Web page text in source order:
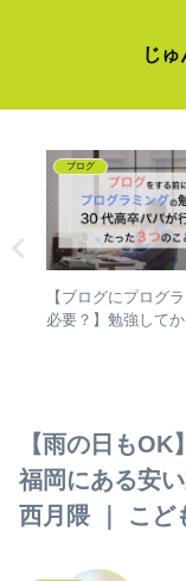
じ
wordpress
iframe便利！
った作品を
【雨の日もOK
福岡にある安
西月隈 ｜ こど